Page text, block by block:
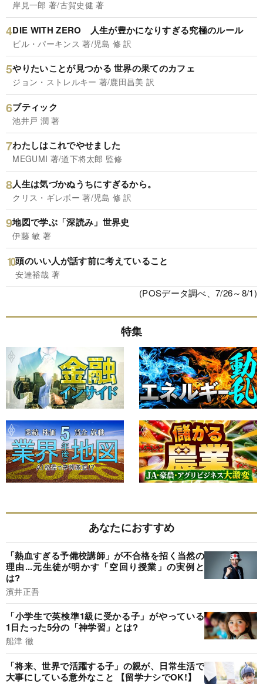
岸見一郎 著/古賀史健 著
DIE WITH ZERO 人生が豊かになりすぎる究極のルール
ビル・パーキンス 著/児島 修 訳
やりたいことが見つかる 世界の果てのカフェ
ジョン・ストレルキー 著/鹿田昌美 訳
ブティック
池井戸 潤 著
わたしはこれでやせました
MEGUMI 著/道下将太郎 監修
人生は気づかぬうちにすぎるから。
クリス・ギレボー 著/児島 修 訳
地図で学ぶ「深読み」世界史
伊藤 敏 著
頭のいい人が話す前に考えていること
安達裕哉 著
(POSデータ調べ、7/26～8/1)
特集
あなたにおすすめ
「熱血すぎる予備校講師」が不合格を招く当然の
理由...元生徒が明かす「空回り授業」の実例と
は?
濱井正吾
「小学生で英検準1級に受かる子」がやっている
1日たった5分の「神学習」とは?
船津 徹
「将来、世界で活躍する子」の親が、日常生活で
大事にしている意外なこと 【留学ナシでOK!】